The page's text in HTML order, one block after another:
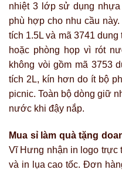
nhiệt 3 lớp sử dụng
phù hợp cho nhu cầu
tích 1.5L và mã 3741
hoặc phòng họp vì rót
không vòi gồm mã 3753
tích 2L, kín hơn do ít bộ
picnic. Toàn bộ dòng giữ
nước khi đậy nắp.
Mua sỉ làm quà tặng
Vĩ Hưng nhận in logo trực
và in lụa cao tốc. Đơn